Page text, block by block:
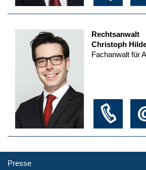
Rechtsanwalt
Christoph
Fachanwalt für
Presse